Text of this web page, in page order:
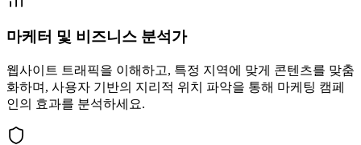
마케터 및 비즈니스 분석가
웹사이트 트래픽을 이해하고, 특정 지역에 맞게 콘텐츠를 맞춤
화하며, 사용자 기반의 지리적 위치 파악을 통해 마케팅 캠페
인의 효과를 분석하세요.